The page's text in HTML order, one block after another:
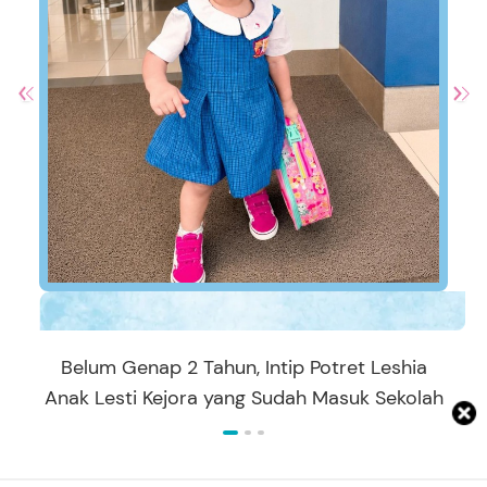
Belum Genap 2 Tahun, Intip Potret Leshia
Anak Lesti Kejora yang Sudah Masuk Sekolah